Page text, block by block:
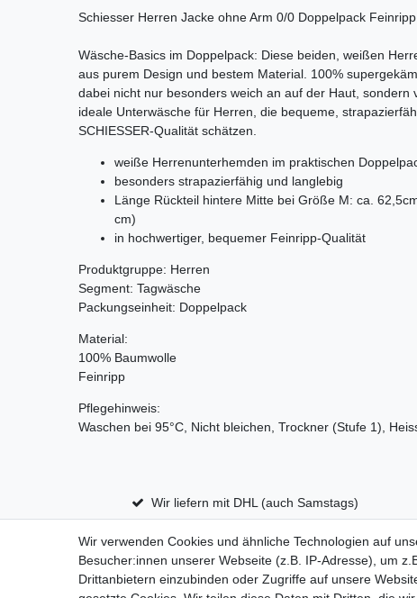
Schiesser Herren Jacke ohne Arm 0/0 Doppelpack
Wäsche-Basics im Doppelpack: Diese beiden, weißen
aus purem Design und bestem Material. 100%
dabei nicht nur besonders weich an auf der Haut,
ideale Unterwäsche für Herren, die bequeme,
SCHIESSER-Qualität schätzen.
weiße Herrenunterhemden im praktischen
besonders strapazierfähig und langlebig
Länge Rückteil hintere Mitte bei Größe M: ca.
cm)
in hochwertiger, bequemer Feinripp-Qualität
Produktgruppe: Herren
Segment: Tagwäsche
Packungseinheit: Doppelpack
Material:
100% Baumwolle
Feinripp
Pflegehinweis:
Waschen bei 95°C, Nicht bleichen, Trockner (Stufe 1),
Wir liefern mit DHL (auch Samstags)
Impressum
Wir verwenden Cookies und ähnliche Technologien auf
Besucher:innen unserer Webseite (z.B. IP-Adresse), um
Drittanbietern einzubinden oder Zugriffe auf unsere